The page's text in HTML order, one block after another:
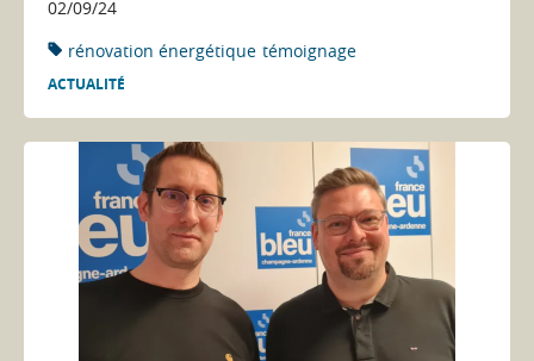
02/09/24
rénovation énergétique témoignage
ACTUALITÉ